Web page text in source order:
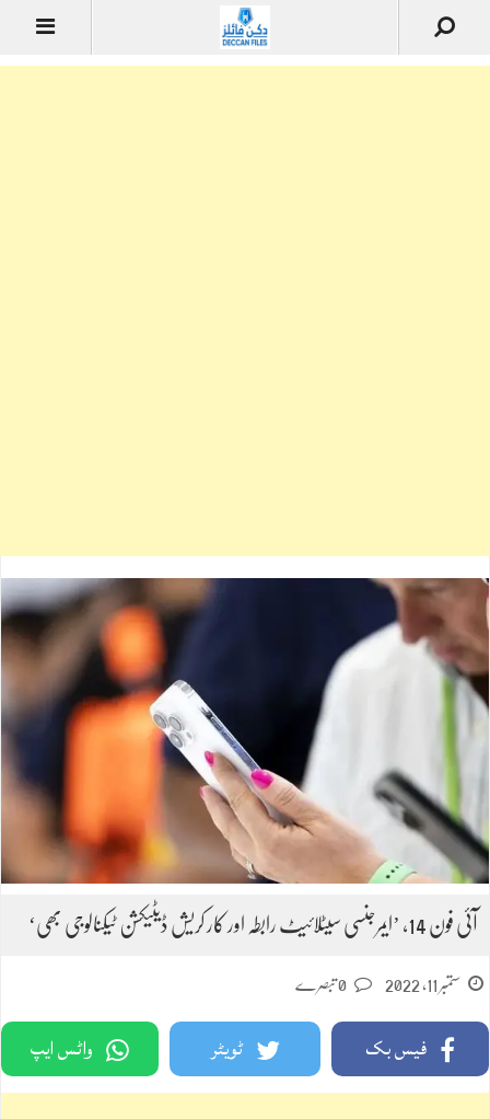
آئی فون 14، ’ایمرجنسی سیٹلائیٹ رابطہ اور کار کریش ڈیٹیکشن ٹیکنالوجی بھی‘
ستمبر 11, 2022
فیس بک ٹویٹر واٹس ایپ